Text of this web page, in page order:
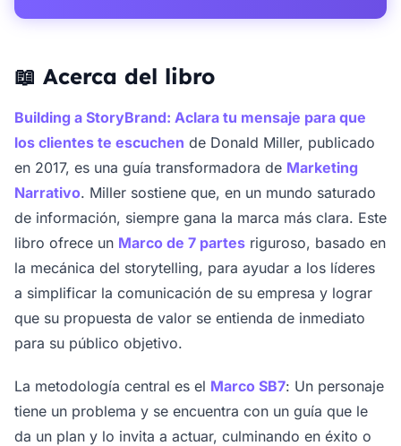
📖 Acerca del libro
Building a StoryBrand: Aclara tu mensaje para que
los clientes te escuchen de Donald Miller, publicado
en 2017, es una guía transformadora de Marketing
Narrativo. Miller sostiene que, en un mundo saturado
de información, siempre gana la marca más clara. Este
libro ofrece un Marco de 7 partes riguroso, basado en
la mecánica del storytelling, para ayudar a los líderes
a simplificar la comunicación de su empresa y lograr
que su propuesta de valor se entienda de inmediato
para su público objetivo.
La metodología central es el Marco SB7: Un personaje
tiene un problema y se encuentra con un guía que le
da un plan y lo invita a actuar, culminando en éxito o